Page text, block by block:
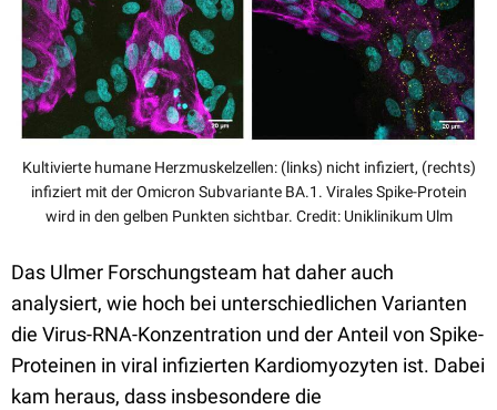
Kultivierte humane Herzmuskelzellen: (links) nicht infiziert, (rechts)
infiziert mit der Omicron Subvariante BA.1. Virales Spike-Protein
wird in den gelben Punkten sichtbar. Credit: Uniklinikum Ulm
Das Ulmer Forschungsteam hat daher auch
analysiert, wie hoch bei unterschiedlichen Varianten
die Virus-RNA-Konzentration und der Anteil von Spike-
Proteinen in viral infizierten Kardiomyozyten ist. Dabei
kam heraus, dass insbesondere die